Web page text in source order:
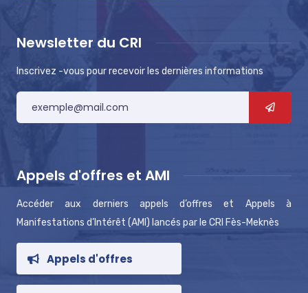
Newsletter du CRI
Inscrivez -vous pour recevoir les dernières informations
Appels d'offres et AMI
Accéder aux derniers appels d’offres et Appels à
Manifestations d’Intérêt (AMI) lancés par le CRI Fès-Meknès
Appels d'offres